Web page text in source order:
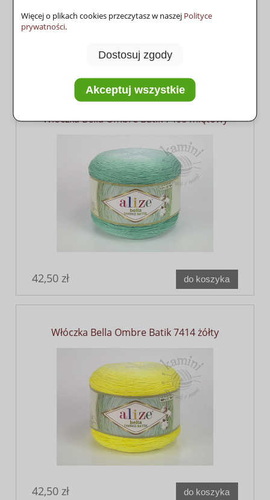
Więcej o plikach cookies przeczytasz w naszej Polityce
prywatności.
Dostosuj zgody
Akceptuj wszystkie
Włóczka Bella Ombre Batik 7408 miętowy
42,50 zł do koszyka
Włóczka Bella Ombre Batik 7414 żółty
42,50 zł do koszyka